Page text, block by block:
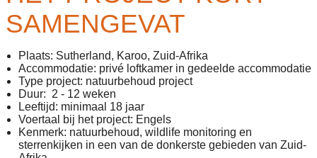
SAMENGEVAT
Plaats: Sutherland, Karoo, Zuid-Afrika
Accommodatie: privé loftkamer in gedeelde accommodatie
Type project: natuurbehoud project
Duur: 2 - 12 weken
Leeftijd: minimaal 18 jaar
Voertaal bij het project: Engels
Kenmerk: natuurbehoud, wildlife monitoring en
sterrenkijken in een van de donkerste gebieden van Zuid-